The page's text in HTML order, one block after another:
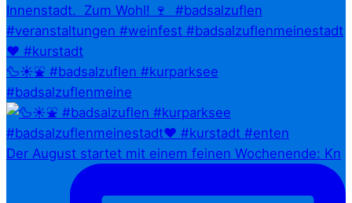
🦆☀️⛲ #badsalzuflen #kurparksee
#badsalzuflenmeine
Der August startet mit einem feinen Wochenende: Kn